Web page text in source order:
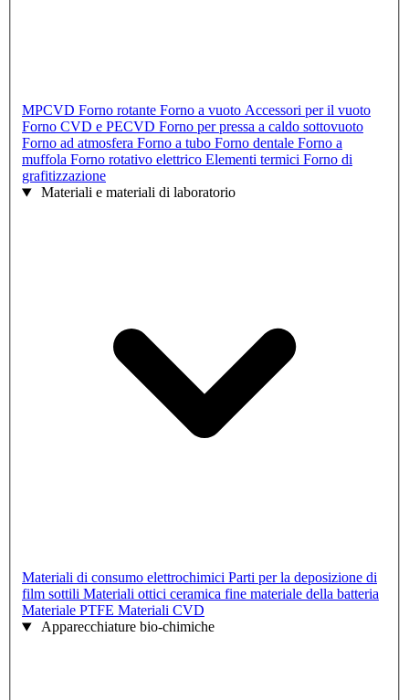
MPCVD Forno rotante Forno a vuoto Accessori per il vuoto
Forno CVD e PECVD Forno per pressa a caldo sottovuoto
Forno ad atmosfera Forno a tubo Forno dentale Forno a
muffola Forno rotativo elettrico Elementi termici Forno di
grafitizzazione
Materiali e materiali di laboratorio
Materiali di consumo elettrochimici Parti per la deposizione di
film sottili Materiali ottici ceramica fine materiale della batteria
Materiale PTFE Materiali CVD
Apparecchiature bio-chimiche